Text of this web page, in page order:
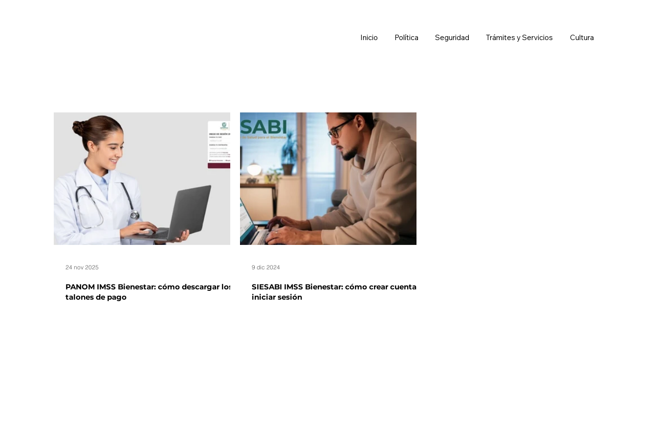
Inicio Política Seguridad Trámites y Servicios Cultura
PANOM IMSS Bienestar: cómo descargar los
talones de pago
24 nov 2025
SIESABI IMSS Bienestar: cómo crear cuenta e
iniciar sesión
9 dic 2024